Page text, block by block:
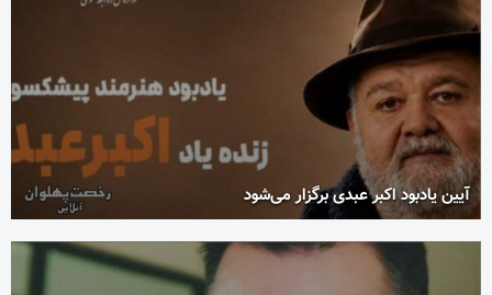
آیین یادبود اکبر عبدی برگزار می‌شود